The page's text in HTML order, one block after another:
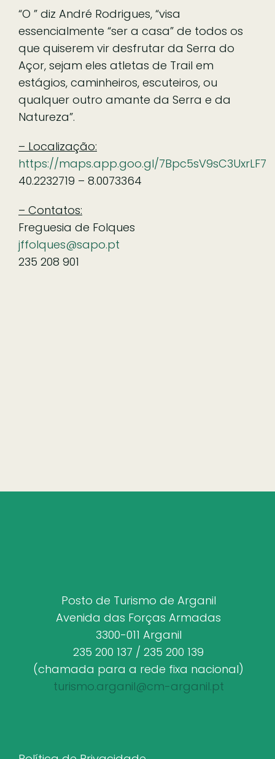
“O ” diz André Rodrigues, “visa
essencialmente “ser a casa” de todos os
que quiserem vir desfrutar da Serra do
Açor, sejam eles atletas de Trail em
estágios, caminheiros, escuteiros, ou
qualquer outro amante da Serra e da
Natureza”.
– Localização:
https://maps.app.goo.gl/7Bpc5sV9sC3UxrLF7
40.2232719 – 8.0073364
– Contatos:
Freguesia de Folques
jffolques@sapo.pt
235 208 901
Posto de Turismo de Arganil
Avenida das Forças Armadas
3300-011 Arganil
235 200 137 / 235 200 139
(chamada para a rede fixa nacional)
turismo.arganil@cm-arganil.pt